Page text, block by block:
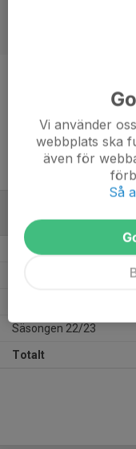
ALLA SERIER
Säsongen 25/26
Säsongen 22/23
Totalt
Vi använder
webbplats ska
även för
Så